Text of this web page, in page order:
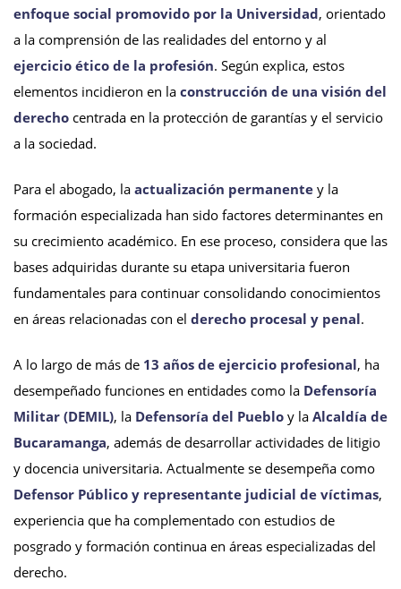
enfoque social promovido por la Universidad, orientado
a la comprensión de las realidades del entorno y al
ejercicio ético de la profesión. Según explica, estos
elementos incidieron en la construcción de una visión del
derecho centrada en la protección de garantías y el servicio
a la sociedad.
Para el abogado, la actualización permanente y la
formación especializada han sido factores determinantes en
su crecimiento académico. En ese proceso, considera que las
bases adquiridas durante su etapa universitaria fueron
fundamentales para continuar consolidando conocimientos
en áreas relacionadas con el derecho procesal y penal.
A lo largo de más de 13 años de ejercicio profesional, ha
desempeñado funciones en entidades como la Defensoría
Militar (DEMIL), la Defensoría del Pueblo y la Alcaldía de
Bucaramanga, además de desarrollar actividades de litigio
y docencia universitaria. Actualmente se desempeña como
Defensor Público y representante judicial de víctimas,
experiencia que ha complementado con estudios de
posgrado y formación continua en áreas especializadas del
derecho.